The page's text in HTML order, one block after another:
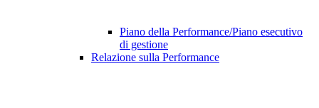
Piano della Performance/Piano esecutivo
di gestione
Relazione sulla Performance